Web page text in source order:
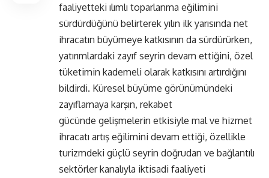
faaliyetteki ılımlı toparlanma eğilimini
sürdürdüğünü belirterek yılın ilk yarısında net
ihracatın büyümeye katkısının da sürdürürken,
yatırımlardaki zayıf seyrin devam ettiğini, özel
tüketimin kademeli olarak katkısını artırdığını
bildirdi. Küresel büyüme görünümündeki
zayıflamaya karşın, rekabet
gücünde gelişmelerin etkisiyle mal ve hizmet
ihracatı artış eğilimini devam ettiği, özellikle
turizmdeki güçlü seyrin doğrudan ve bağlantılı
sektörler kanalıyla iktisadi faaliyeti